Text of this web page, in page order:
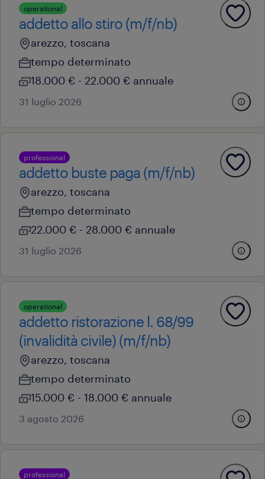
operational
addetto allo stiro (m/f/nb)
arezzo, toscana
tempo determinato
18.000 € - 22.000 € annuale
31 luglio 2026
professional
addetto buste paga (m/f/nb)
arezzo, toscana
tempo determinato
22.000 € - 28.000 € annuale
31 luglio 2026
operational
addetto ristorazione l. 68/99
(invalidità civile) (m/f/nb)
arezzo, toscana
tempo determinato
15.000 € - 18.000 € annuale
3 agosto 2026
professional